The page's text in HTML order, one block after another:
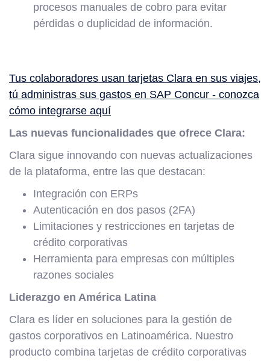
procesos manuales de cobro para evitar
pérdidas o duplicidad de información.
Tus colaboradores usan tarjetas Clara en sus viajes,
tú administras sus gastos en SAP Concur - conozca
cómo integrarse aquí
Las nuevas funcionalidades que ofrece Clara:
Clara sigue innovando con nuevas actualizaciones
de la plataforma, entre las que destacan:
Integración con ERPs
Autenticación en dos pasos (2FA)
Limitaciones y restricciones en tarjetas de
crédito corporativas
Herramienta para empresas con múltiples
razones sociales
Liderazgo en América Latina
Clara es líder en soluciones para la gestión de
gastos corporativos en Latinoamérica. Nuestro
producto combina tarjetas de crédito corporativas